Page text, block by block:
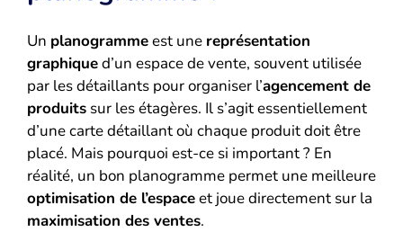
Un planogrammeest une représentation
graphiqued’un espace de vente, souvent utilisée
par les détaillants pour organiser l’agencement de
produits sur les étagères. Il s’agit essentiellement
d’une carte détaillant où chaque produit doit être
placé. Mais pourquoi est-ce si important ? En
réalité, un bon planogramme permet une meilleure
optimisation de l’espaceet joue directement sur la
maximisation des ventes.